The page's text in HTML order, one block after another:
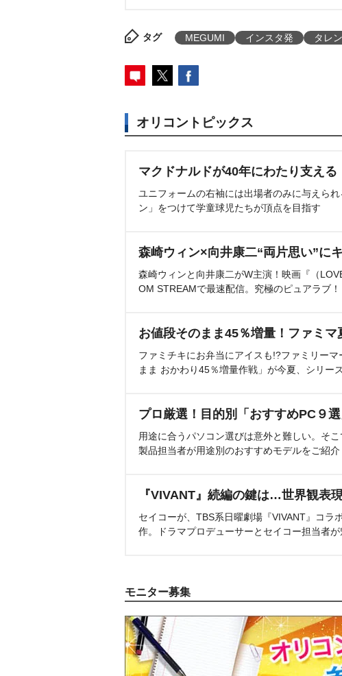
タグ MEGUMI インスタ発 タレ
オリコントピックス
マクドナルドが40年にわたり支える
ユニフォームの右袖には出場者のみに与えら
ン」をつけて学童球児たちが頂点を目指す
森崎ウィン×向井康二“両片思い”に
森崎ウィンと向井康二がW主演！映画『（
OM STREAMで最速配信。究極のピュアラブ！
お値段そのまま45％増量！ファミマ
ファミチキにお弁当にアイスも!?ファミリー
まま おかわり45％増量作戦」が今夏、シリー
プロ厳選！目的別「おすすめPC９選
用途に合うパソコン選びは意外と難しい。そ
製品担当者が用途別のおすすめモデルをご紹介
『VIVANT』続編の鍵は…世界観表
セイコーが、TBS系日曜劇場『VIVANT』コラ
作。ドラマプロデューサーとセイコー担当者が
モニター募集